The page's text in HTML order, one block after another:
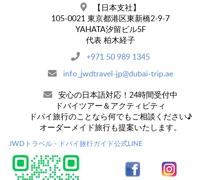
【日本支社】
105-0021 東京都港区東新橋2-9-7
YAHATA汐留ビル5F
代表 柏木経子
+971 50 989 1345
info_jwdtravel-jp@dubai-trip.ae
安心の日本語対応！24時間受付中
ドバイツアー＆アクティビティ
ドバイ旅行のことなら何でもご相談ください♪
オーダーメイド旅行も提案いたします。
JWDトラベル - ドバイ旅行ガイド公式LINE